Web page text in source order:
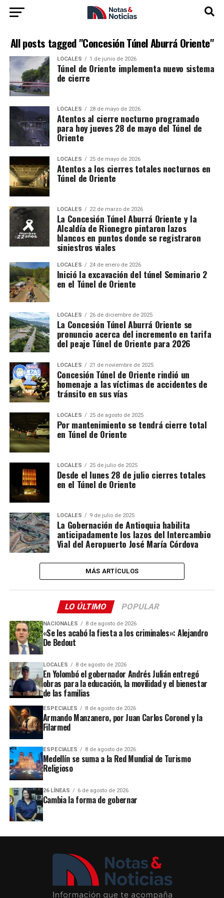
All posts tagged "Concesión Túnel Aburrá Oriente"
LOCALES 1 de junio de 2026
Túnel de Oriente implementa nuevo sistema
de cierre
LOCALES 28 de mayo de 2026
Atentos al cierre nocturno programado
para hoy jueves 28 de mayo del Túnel de
Oriente
LOCALES 25 de mayo de 2026
Atentos a los cierres totales nocturnos en
Túnel de Oriente
LOCALES 22 de marzo de 2026
La Concesión Túnel Aburrá Oriente y la
Alcaldía de Rionegro pintaron lazos
blancos en puntos donde se registraron
siniestros viales
LOCALES 24 de enero de 2026
Inició la excavación del túnel Seminario 2
en el Túnel de Oriente
LOCALES 26 de diciembre de 2025
La Concesión Túnel Aburrá Oriente se
pronuncio acerca del incremento en tarifa
del peaje Túnel de Oriente para 2026
LOCALES 21 de noviembre de 2025
Concesión Túnel de Oriente rindió un
homenaje a las víctimas de accidentes de
tránsito en sus vías
LOCALES 25 de agosto de 2025
Por mantenimiento se tendrá cierre total
en Túnel de Oriente
LOCALES 25 de julio de 2025
Desde el lunes 28 de julio cierres totales
en el Túnel de Oriente
LOCALES 9 de julio de 2025
La Gobernación de Antioquia habilita
anticipadamente los lazos del Intercambio
Vial del Aeropuerto José María Córdova
MÁS ARTÍCULOS
LO ÚLTIMO POPULAR
NACIONALES 8 de agosto de 2026
«Se les acabó la fiesta a los criminales»: Alejandro
De Bedout
LOCALES 8 de agosto de 2026
En Yolombó el gobernador Andrés Julián entregó
obras para la educación, la movilidad y el bienestar
de las familias
ESPECIALES 8 de agosto de 2026
Armando Manzanero, por Juan Carlos Coronel y la
Filarmed
ESPECIALES 8 de agosto de 2026
Medellín se suma a la Red Mundial de Turismo
Religioso
26 LÍNEAS 6 de agosto de 2026
Cambia la forma de gobernar